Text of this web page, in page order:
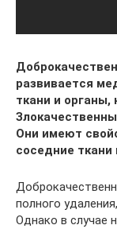
развивается
ткани и
Они имеют
соседние ткани
полного
Однако в случае